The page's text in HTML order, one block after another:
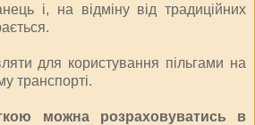
і, на відміну від традиційних
для користування пільгами на
транспорті.
можна розраховуватись в